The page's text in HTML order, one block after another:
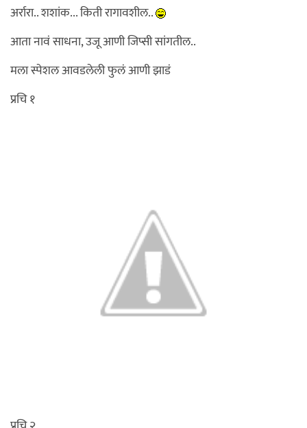
अर्रारा.. शशांक... किती रागावशील..
आता नावं साधना, उजू आणी जिप्सी सांगतील..
मला स्पेशल आवडलेली फुलं आणी झाडं
प्रचि १